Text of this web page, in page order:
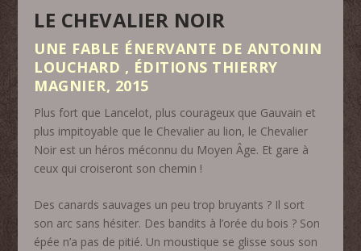
LE CHEVALIER NOIR
UNE FABLE ÉNERVANTE DE ANTONIN
LOUCHARD , ÉDITIONS THIERRY
MAGNIER, 2015
Plus fort que Lancelot, plus courageux que Gauvain et
plus impitoyable que le Chevalier au lion, le Chevalier
Noir est un héros méconnu du Moyen Âge. Et gare à
ceux qui croiseront son chemin !
Des canards sauvages un peu trop bruyants ? Il sort
son arc sans hésiter. Des bandits à l’orée du bois ? Son
épée n’a pas de pitié. Un moustique se glisse sous son